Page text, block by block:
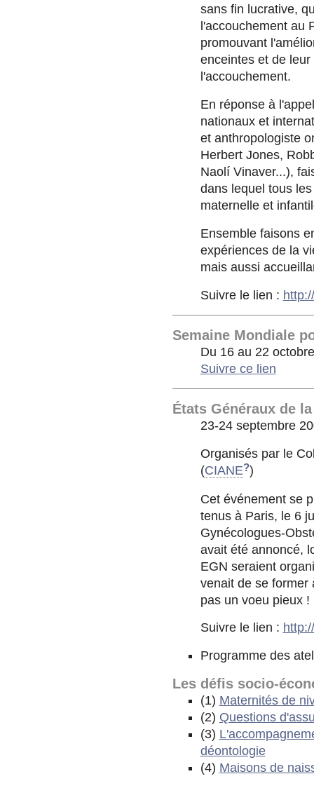
sans fin lucrative,
l'accouchement au
promouvant
enceintes et de
l'accouchement.
En réponse à
nationaux et
et anthropologiste
Herbert Jones,
Naolí Vinaver...),
dans lequel tous
maternelle et
Ensemble faisons
expériences de la
mais aussi
Suivre le lien :
Semaine Mondiale
Du 16 au 22
Suivre ce lien
États Généraux de
23-24 septembre
Organisés par le
(CIANE?)
Cet événement se
tenus à Paris, le 6
Gynécologues-
avait été annoncé,
EGN seraient
venait de se former
pas un voeu pieux !
Suivre le lien :
Programme des
Les défis socio-
(1) Maternités de
(2) Questions
(3)
déontologie
(4) Maisons de